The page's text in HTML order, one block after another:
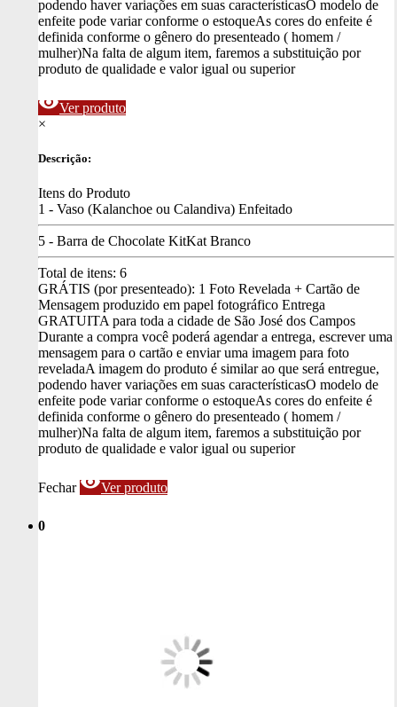
podendo haver variações em suas característicasO modelo de
enfeite pode variar conforme o estoqueAs cores do enfeite é
definida conforme o gênero do presenteado ( homem /
mulher)Na falta de algum item, faremos a substituição por
produto de qualidade e valor igual ou superior
visibilityVer produto
×
Descrição:
Itens do Produto
1 - Vaso (Kalanchoe ou Calandiva) Enfeitado
5 - Barra de Chocolate KitKat Branco
Total de itens: 6
GRÁTIS (por presenteado): 1 Foto Revelada + Cartão de
Mensagem produzido em papel fotográfico Entrega
GRATUITA para toda a cidade de São José dos Campos
Durante a compra você poderá agendar a entrega, escrever uma
mensagem para o cartão e enviar uma imagem para foto
reveladaA imagem do produto é similar ao que será entregue,
podendo haver variações em suas característicasO modelo de
enfeite pode variar conforme o estoqueAs cores do enfeite é
definida conforme o gênero do presenteado ( homem /
mulher)Na falta de algum item, faremos a substituição por
produto de qualidade e valor igual ou superior
Fechar visibilityVer produto
0